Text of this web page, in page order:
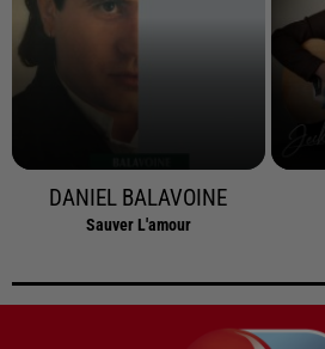
DANIEL BALAVOINE
Sauver L'amour